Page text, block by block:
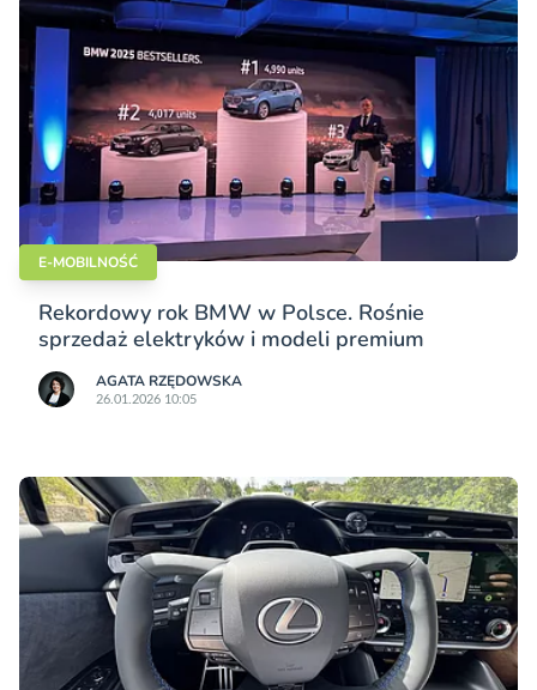
E-MOBILNOŚĆ
Rekordowy rok BMW w Polsce. Rośnie
sprzedaż elektryków i modeli premium
AGATA RZĘDOWSKA
26.01.2026 10:05